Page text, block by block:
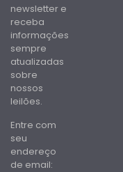
newsletter e
receba
informações
sempre
atualizadas
sobre
nossos
leilões.
Entre com
seu
endereço
de email: